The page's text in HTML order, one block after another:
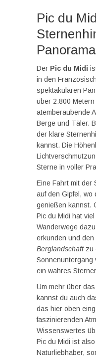
Pic du
Der Pic du Midi
in den
spektakulären
über 2.800
atemberaubende
Berge und Täler.
der klare
kannst. Die
Sterne in voller
Eine Fahrt mit der
auf den Gipfel, wo
genießen kannst.
Pic du Midi hat
Wanderwege
erkunden und den
Berglandschaftzu
Sonnenuntergang
ein wahres
Um mehr über
kannst du auch
das hier oben
faszinierenden
Wissenswertes
Pic du Midi ist
Naturliebhaber,